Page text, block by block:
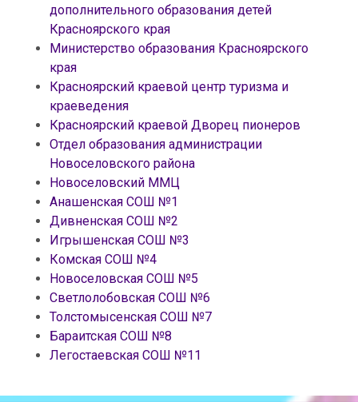
дополнительного образования детей
Красноярского края
Министерство образования Красноярского
края
Красноярский краевой центр туризма и
краеведения
Красноярский краевой Дворец пионеров
Отдел образования администрации
Новоселовского района
Новоселовский ММЦ
Анашенская СОШ №1
Дивненская СОШ №2
Игрышенская СОШ №3
Комская СОШ №4
Новоселовская СОШ №5
Светлолобовская СОШ №6
Толстомысенская СОШ №7
Бараитская СОШ №8
Легостаевская СОШ №11